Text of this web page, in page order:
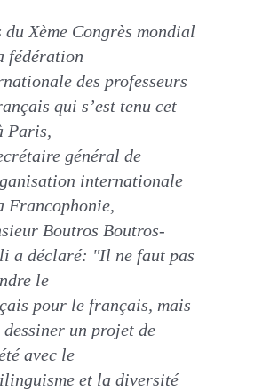
du Xème Congrès mondial
fédération
des professeurs
qui s’est tenu cet
Paris,
général de
internationale
Francophonie,
Boutros Boutros-
a déclaré: "Il ne faut pas
le
pour le français, mais
dessiner un projet de
avec le
et la diversité